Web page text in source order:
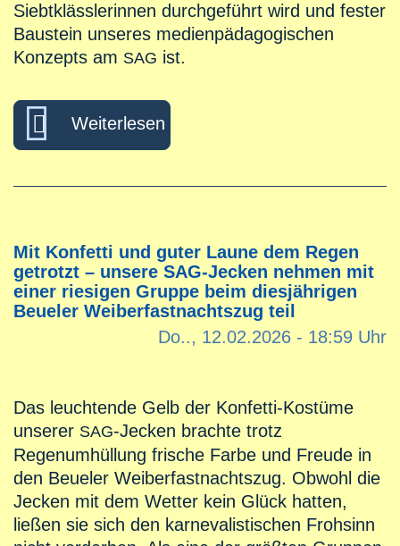
Siebtklässlerinnen durchgeführt wird und fester
Baustein unseres medienpädagogischen
Konzepts am SAG ist.
Weiterlesen
Mit Konfetti und guter Laune dem Regen
getrotzt – unsere SAG-Jecken nehmen mit
einer riesigen Gruppe beim diesjährigen
Beueler Weiberfastnachtszug teil
Do.., 12.02.2026 - 18:59 Uhr
Das leuchtende Gelb der Konfetti-Kostüme
unserer SAG-Jecken brachte trotz
Regenumhüllung frische Farbe und Freude in
den Beueler Weiberfastnachtszug. Obwohl die
Jecken mit dem Wetter kein Glück hatten,
ließen sie sich den karnevalistischen Frohsinn